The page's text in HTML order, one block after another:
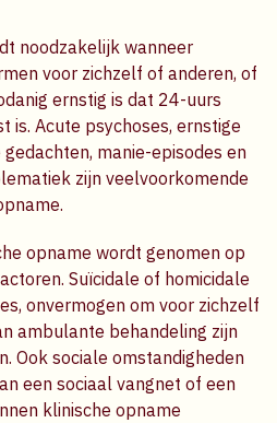
noodzakelijk wanneer
voor zichzelf of anderen, of
ernstig is dat 24-uurs
is. Acute psychoses, ernstige
manie-episodes en
zijn veelvoorkomende
opname wordt genomen op
Suïcidale of homicidale
onvermogen om voor zichzelf
ambulante behandeling zijn
Ook sociale omstandigheden
een sociaal vangnet of een
klinische opname